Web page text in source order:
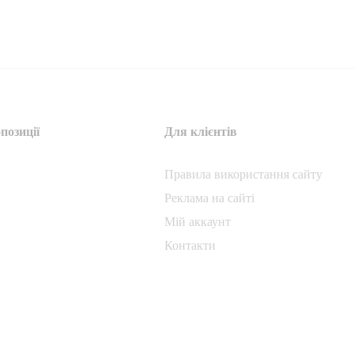
Для клієнтів
Правила використання сайту
Реклама на сайті
Мій аккаунт
Контакти